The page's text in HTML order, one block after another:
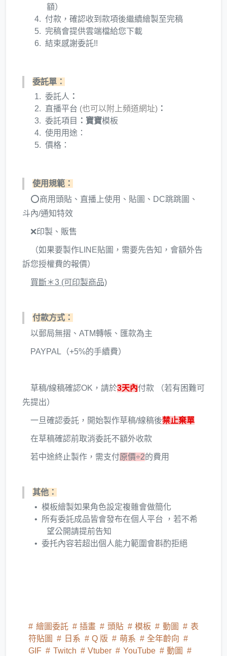
額）
付款，確認收到款項後繼續繪製至完稿
完稿會提供雲端檔給您下載
結束感謝委託!!
委託單：
委託人 ：
直播平台 (也可以附上頻道網址) ：
委託項目
：寶寶模板
使用用途：
價格：
使用規範：
⭕商用頭貼、直播上使用、貼圖、DC跳跳圖、
斗內/通知特效
❌印製、販售
（如果要製作LINE貼圖，需要先告知，會額外告
訴您授權費的報價）
買斷＊3 (可印製商品)
付款方式：
以郵局無摺、ATM轉帳、匯款為主
PAYPAL（+5%的手續費）
草稿/線稿確認OK，請於3天內付款 （若有困難可
先提出）
一旦確認委託，開始製作草稿/線稿後禁止棄單
在草稿確認前取消委託不額外收款
若中途終止製作，需支付原價÷2的費用
其他：
模板繪製如果角色設定複雜會做簡化
所有委託成品皆會發布在個人平台 ，若不希
望公開請提前告知
委托內容若超出個人能力範圍會斟酌拒絕
繪圖委託 插畫 頭貼 模板 動圖
表
符貼圖
日系 Q 版 萌系
全年齡向
GIF
Twitch Vtuber YouTube
動圖